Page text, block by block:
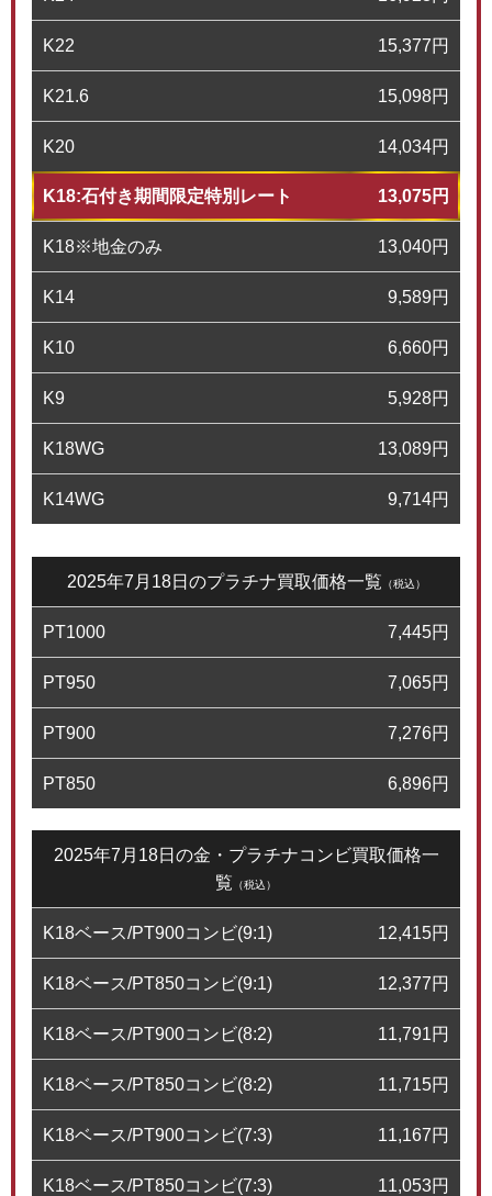
K22 15,377円
K21.6 15,098円
K20 14,034円
K18:石付き期間限定特別レート 13,075円
K18※地金のみ 13,040円
K14 9,589円
K10 6,660円
K9 5,928円
K18WG 13,089円
K14WG 9,714円
2025年7月18日のプラチナ買取価格一覧 （税込）
PT1000 7,445円
PT950 7,065円
PT900 7,276円
PT850 6,896円
2025年7月18日の金・プラチナコンビ買取価格一
覧 （税込）
K18ベース/PT900コンビ(9:1) 12,415円
K18ベース/PT850コンビ(9:1) 12,377円
K18ベース/PT900コンビ(8:2) 11,791円
K18ベース/PT850コンビ(8:2) 11,715円
K18ベース/PT900コンビ(7:3) 11,167円
K18ベース/PT850コンビ(7:3) 11,053円